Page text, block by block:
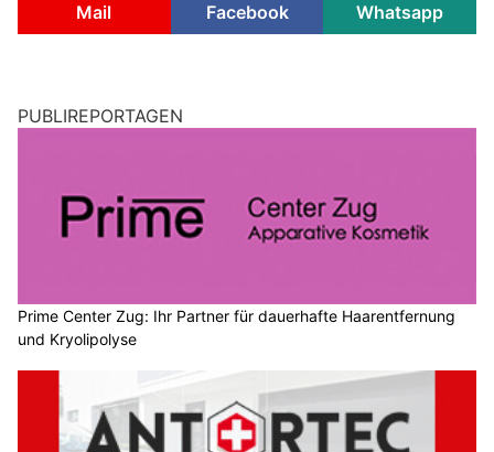
Mail
Facebook Whatsapp
PUBLIREPORTAGEN
Prime Center Zug: Ihr Partner für dauerhafte Haarentfernung
und Kryolipolyse